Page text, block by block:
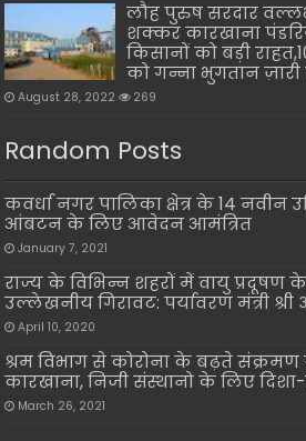
लौह पुरुष सरदार
शक्कर कारखाना
किसानों को बड़ी
को गन्ना भुगतान ज़ारी
August 28, 2022 269
Random Posts
कवर्धा नगर पालिका क्षेत्र के 14 नवीन
आंबटन के लिए आवेदन आमंत्रित
January 7, 2021
राज्य के विभिन्न शहरों में वायु प्रदूषण
उल्लेखनीय गिरावट: पर्यावरण मंत्री
April 10, 2020
श्रम विभाग से कोरोना के बढ़ते
कारखाना, निजी संस्थानो के लिए दिशा-
March 26, 2021